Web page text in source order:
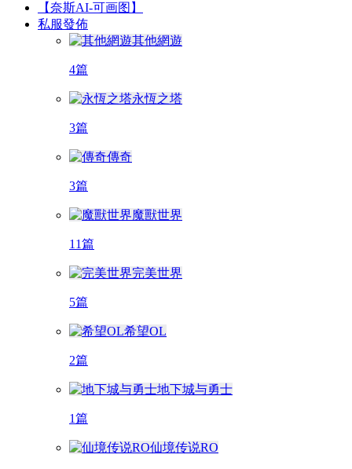
【奈斯AI-可画图】
私服發佈
其他網遊
4篇
永恆之塔
3篇
傳奇
3篇
魔獸世界
11篇
完美世界
5篇
希望OL
2篇
地下城与勇士
1篇
仙境传说RO